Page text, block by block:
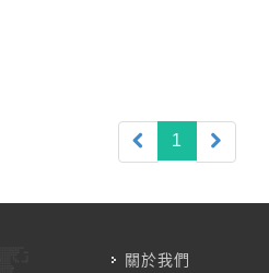
1 (current)
關於我們